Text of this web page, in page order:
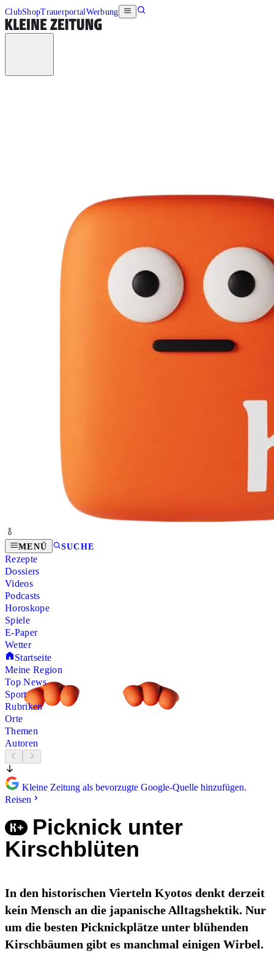
ClubShopTrauerportalWerbung
MENÜ SUCHE
Rezepte
Dossiers
Videos
Podcasts
Horoskope
Spiele
E-Paper
Wetter
Startseite
Meine Region
Top News
Sport
Rubriken
Orte
Themen
Autoren
Kleine Zeitung als bevorzugte Google-Quelle hinzufügen.
Reisen
Picknick unter
Kirschblüten
In den historischen Vierteln Kyotos denkt derzeit
kein Mensch an die japanische Alltagshektik. Nur
um die besten Picknickplätze unter blühenden
Kirschbäumen gibt es manchmal einigen Wirbel.